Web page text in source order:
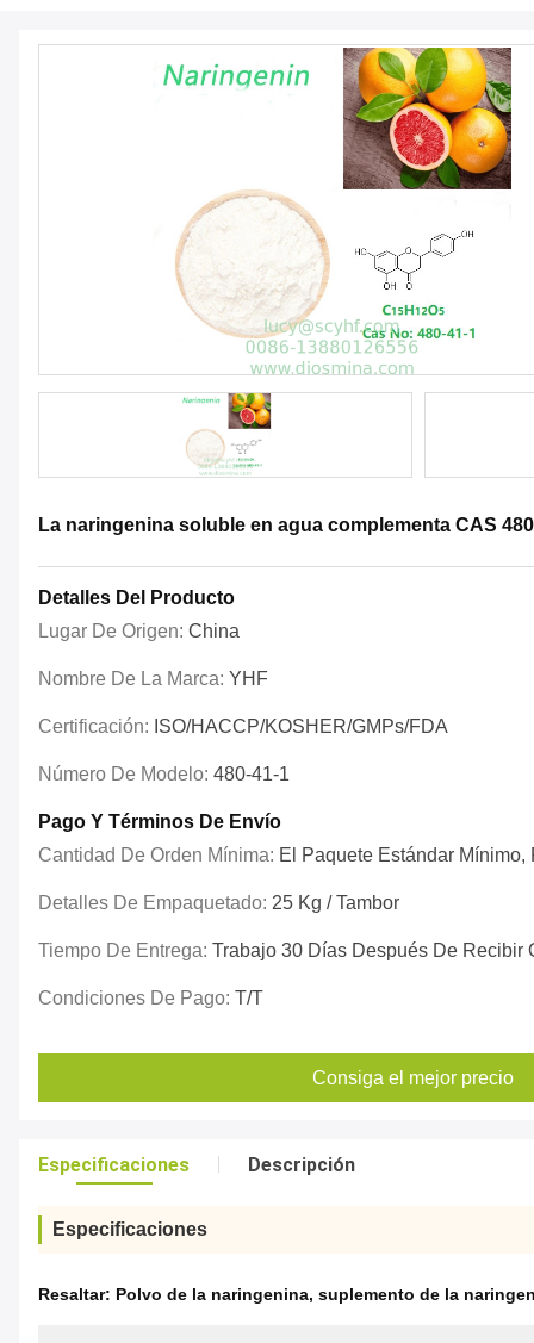
La naringenina soluble en agua complementa CAS
Detalles Del Producto
Lugar De Origen: China
Nombre De La Marca: YHF
Certificación: ISO/HACCP/KOSHER/GMPs/FDA
Número De Modelo: 480-41-1
Pago Y Términos De Envío
Cantidad De Orden Mínima: El Paquete Estándar Mínimo,
Detalles De Empaquetado: 25 Kg / Tambor
Tiempo De Entrega: Trabajo 30 Días Después De Recibir
Condiciones De Pago: T/T
Consiga el mejor precio
Especificaciones Descripción
Especificaciones
Resaltar: Polvo de la naringenina, suplemento de la